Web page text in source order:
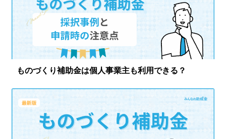
ものづくり補助金は個人事業主も利用できる？